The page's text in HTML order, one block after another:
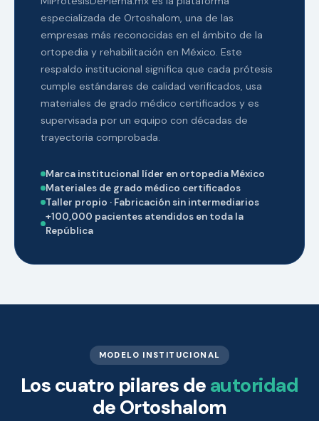
especializada de Ortoshalom, una de las
empresas más reconocidas en el ámbito de la
ortopedia y rehabilitación en México. Este
respaldo institucional significa que cada prótesis
cumple estándares de calidad verificados, usa
materiales de grado médico certificados y es
supervisada por un equipo con décadas de
trayectoria comprobada.
Marca institucional líder en ortopedia México
Materiales de grado médico certificados
Taller propio · Fabricación sin intermediarios
+100,000 pacientes atendidos en toda la
República
MODELO INSTITUCIONAL
Los cuatro pilares de autoridad
de Ortoshalom